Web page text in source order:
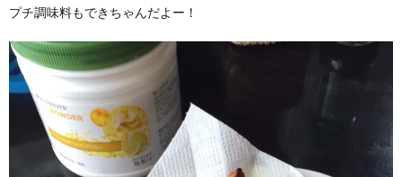
プチ調味料もできちゃんだよー！